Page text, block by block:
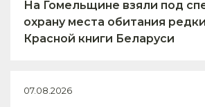
На Гомельщине взяли под
охрану места обитания
Красной книги Беларуси
07.08.2026